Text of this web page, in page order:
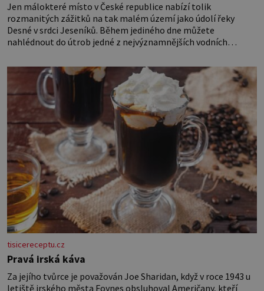
Jen málokteré místo v České republice nabízí tolik
rozmanitých zážitků na tak malém území jako údolí řeky
Desné v srdci Jeseníků. Během jediného dne můžete
nahlédnout do útrob jedné z nejvýznamnějších vodních
koloběžce a den zakončit poznáváním památek ve Velkých
Losinách nebo v termálním
tisicereceptu.cz
Pravá irská káva
Za jejího tvůrce je považován Joe Sharidan, když v roce 1943 u
letiště irského města Foynes obsluhoval Američany, kteří